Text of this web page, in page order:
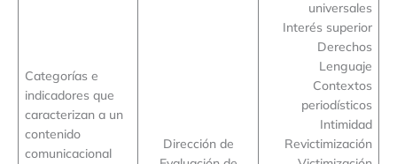
Categorías e
indicadores que
caracterizan a un
contenido
comunicacional
Dirección de
universales
Interés superior
Derechos
Lenguaje
Contextos
periodísticos
Intimidad
Revictimización